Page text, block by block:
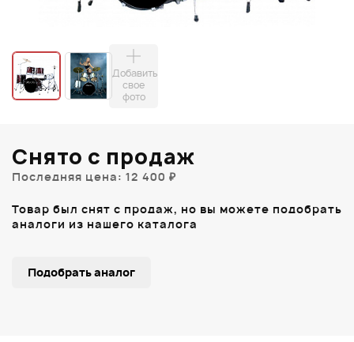
Добавить
свое
фото
Снято с продаж
Последняя цена: 12 400 ₽
Товар был снят с продаж, но вы можете подобрать
аналоги из нашего каталога
Подобрать аналог